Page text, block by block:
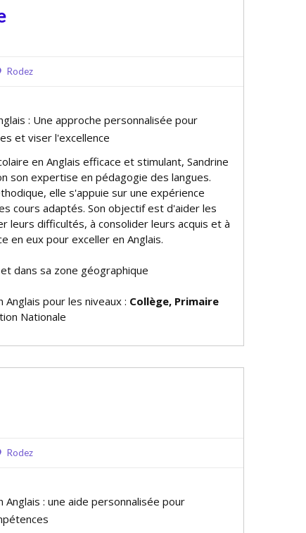
Rodez
: Une approche personnalisée pour
et viser l'excellence
en Anglais efficace et stimulant, Sandrine
son expertise en pédagogie des langues.
elle s'appuie sur une expérience
cours adaptés. Son objectif est d'aider les
leurs difficultés, à consolider leurs acquis et à
en eux pour exceller en Anglais.
dans sa zone géographique
Anglais pour les niveaux : Collège, Primaire
Nationale
Rodez
Anglais : une aide personnalisée pour